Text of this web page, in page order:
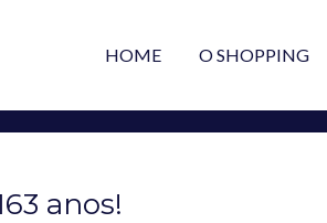
HOME O SHOPPING
anos!